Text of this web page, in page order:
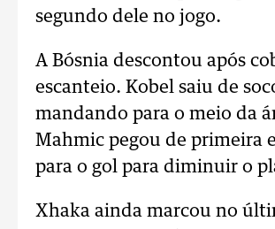
segundo dele no jogo.
A Bósnia descontou após
escanteio. Kobel saiu de
mandando para o meio da
Mahmic pegou de primeira
para o gol para diminuir o
Xhaka ainda marcou no